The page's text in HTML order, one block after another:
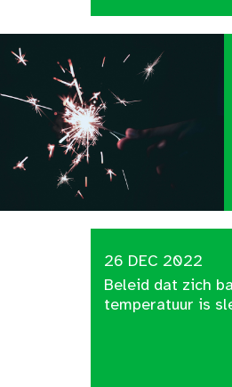
26 DEC 2022
Beleid dat zich
temperatuur is